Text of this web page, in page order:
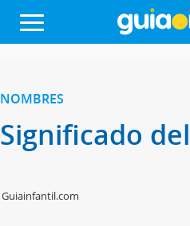
NOMBRES
Significado
Guiainfantil.com